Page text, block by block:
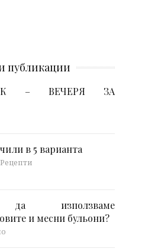
публикации
– ВЕЧЕРЯ ЗА
в 5 варианта
използваме
и месни бульони?